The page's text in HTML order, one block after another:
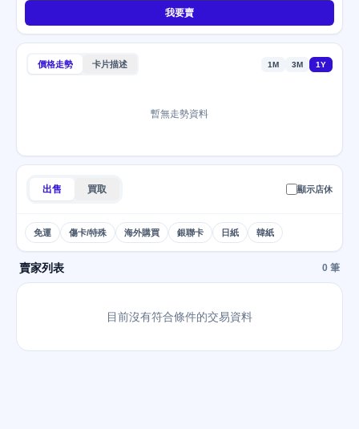
我要賣
價格走勢 卡片描述 1M 3M 1Y
暫無走勢資料
出售 買取 顯示店休
免運 傷卡/特殊 海外購買 銀聯卡 日紙 韓紙
賣家列表 0 筆
目前沒有符合條件的交易資料